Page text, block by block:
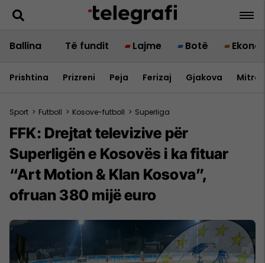
Ballina Të fundit Lajme Botë
Prishtina Prizreni Peja Ferizaj Gjakova
Sport > Futboll > Kosove-futboll > Superliga
FFK: Drejtat televizive për
Superligën e Kosovës i ka fituar
“Art Motion & Klan Kosova”,
ofruan 380 mijë euro